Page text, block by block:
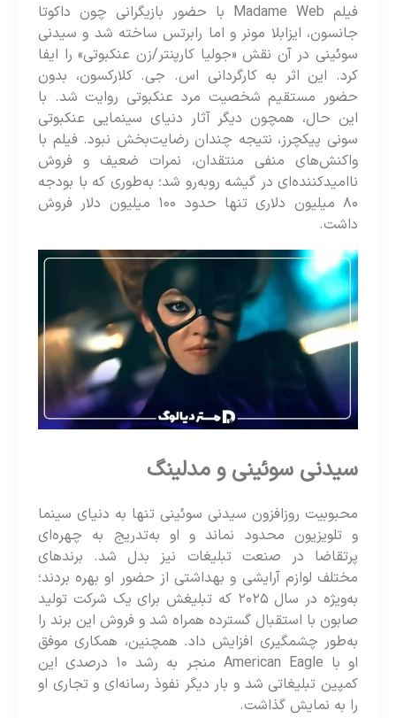
فیلم Madame Web با حضور بازیگرانی چون داکوتا
جانسون، ایزابلا مونر و اما رابرتس ساخته شد و سیدنی
سوئینی در آن نقش «جولیا کارپنتر/زن عنکبوتی» را ایفا
کرد. این اثر به کارگردانی اس. جی. کلارکسون، بدون
حضور مستقیم شخصیت مرد عنکبوتی روایت شد. با
این حال، همچون دیگر آثار دنیای سینمایی عنکبوتی
سونی پیکچرز، نتیجه چندان رضایت‌بخش نبود. فیلم با
واکنش‌های منفی منتقدان، نمرات ضعیف و فروش
ناامیدکننده‌ای در گیشه روبه‌رو شد؛ به‌طوری که با بودجه
۸۰ میلیون دلاری تنها حدود ۱۰۰ میلیون دلار فروش
داشت.
سیدنی سوئینی و مدلینگ
محبوبیت روزافزون سیدنی سوئینی تنها به دنیای سینما
و تلویزیون محدود نماند و او به‌تدریج به چهره‌ای
پرتقاضا در صنعت تبلیغات نیز بدل شد. برندهای
مختلف لوازم آرایشی و بهداشتی از حضور او بهره بردند؛
به‌ویژه در سال ۲۰۲۵ که تبلیغش برای یک شرکت تولید
صابون با استقبال گسترده همراه شد و فروش این برند را
به‌طور چشمگیری افزایش داد. همچنین، همکاری موفق
او با American Eagle منجر به رشد ۱۰ درصدی این
کمپین تبلیغاتی شد و بار دیگر نفوذ رسانه‌ای و تجاری او
را به نمایش گذاشت.